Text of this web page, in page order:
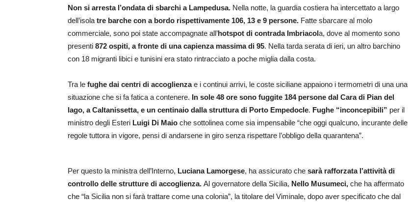
Non si arresta l’ondata di sbarchi a Lampedusa. Nella notte, la guardia costiera ha intercettato a largo
dell’isola tre barche con a bordo rispettivamente 106, 13 e 9 persone. Fatte sbarcare al molo
commerciale, sono poi state accompagnate all’hotspot di contrada Imbriacola, dove al momento sono
presenti 872 ospiti, a fronte di una capienza massima di 95. Nella tarda serata di ieri, un altro barchino
con 18 migranti libici e tunisini era stato rintracciato a poche miglia dalla costa.
Tra le fughe dai centri di accoglienzae i continui arrivi, le coste siciliane appaiono i termometri di una una
situazione che si fa fatica a contenere. In sole 48 ore sono fuggite 184 persone dal Cara di Pian del
lago, a Caltanissetta, e un centinaio dalla struttura di Porto Empedocle. Fughe “inconcepibili” per il
ministro degli Esteri Luigi Di Maio che sottolinea come sia impensabile “che oggi qualcuno, incurante delle
regole tuttora in vigore, pensi di andarsene in giro senza rispettare l’obbligo della quarantena”.
Per questo la ministra dell’Interno, Luciana Lamorgese, ha assicurato che sarà rafforzata l’attività di
controllo delle strutture di accoglienza. Al governatore della Sicilia, Nello Musumeci, che ha affermato
che “la Sicilia non si farà trattare come una colonia”, la titolare del Viminale, dopo aver specificato che dal